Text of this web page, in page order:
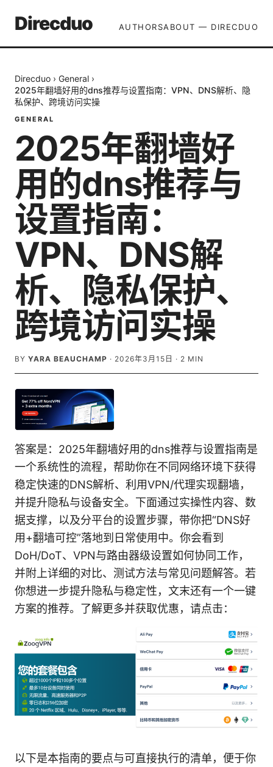
Direcduo AUTHORSABOUT — DIRECDUO
Direcduo › General ›
2025年翻墙好用的dns推荐与设置指南：VPN、DNS解析、隐
私保护、跨境访问实操
GENERAL
2025年翻墙好
用的dns推荐与
设置指南：
VPN、DNS解
析、隐私保护、
跨境访问实操
BY YARA BEAUCHAMP · 2026年3月15日 · 2 MIN
答案是：2025年翻墙好用的dns推荐与设置指南是
一个系统性的流程，帮助你在不同网络环境下获得
稳定快速的DNS解析、利用VPN/代理实现翻墙，
并提升隐私与设备安全。下面通过实操性内容、数
据支撑，以及分平台的设置步骤，带你把“DNS好
用+翻墙可控”落地到日常使用中。你会看到
DoH/DoT、VPN与路由器级设置如何协同工作，
并附上详细的对比、测试方法与常见问题解答。若
你想进一步提升隐私与稳定性，文末还有一个一键
方案的推荐。了解更多并获取优惠，请点击：
以下是本指南的要点与可直接执行的清单，便于你